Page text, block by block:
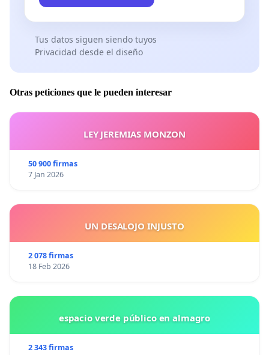
Tus datos siguen siendo tuyos
Privacidad desde el diseño
Otras peticiones que le pueden interesar
LEY JEREMIAS MONZON
50 900 firmas
7 Jan 2026
UN DESALOJO INJUSTO
2 078 firmas
18 Feb 2026
espacio verde público en almagro
2 343 firmas